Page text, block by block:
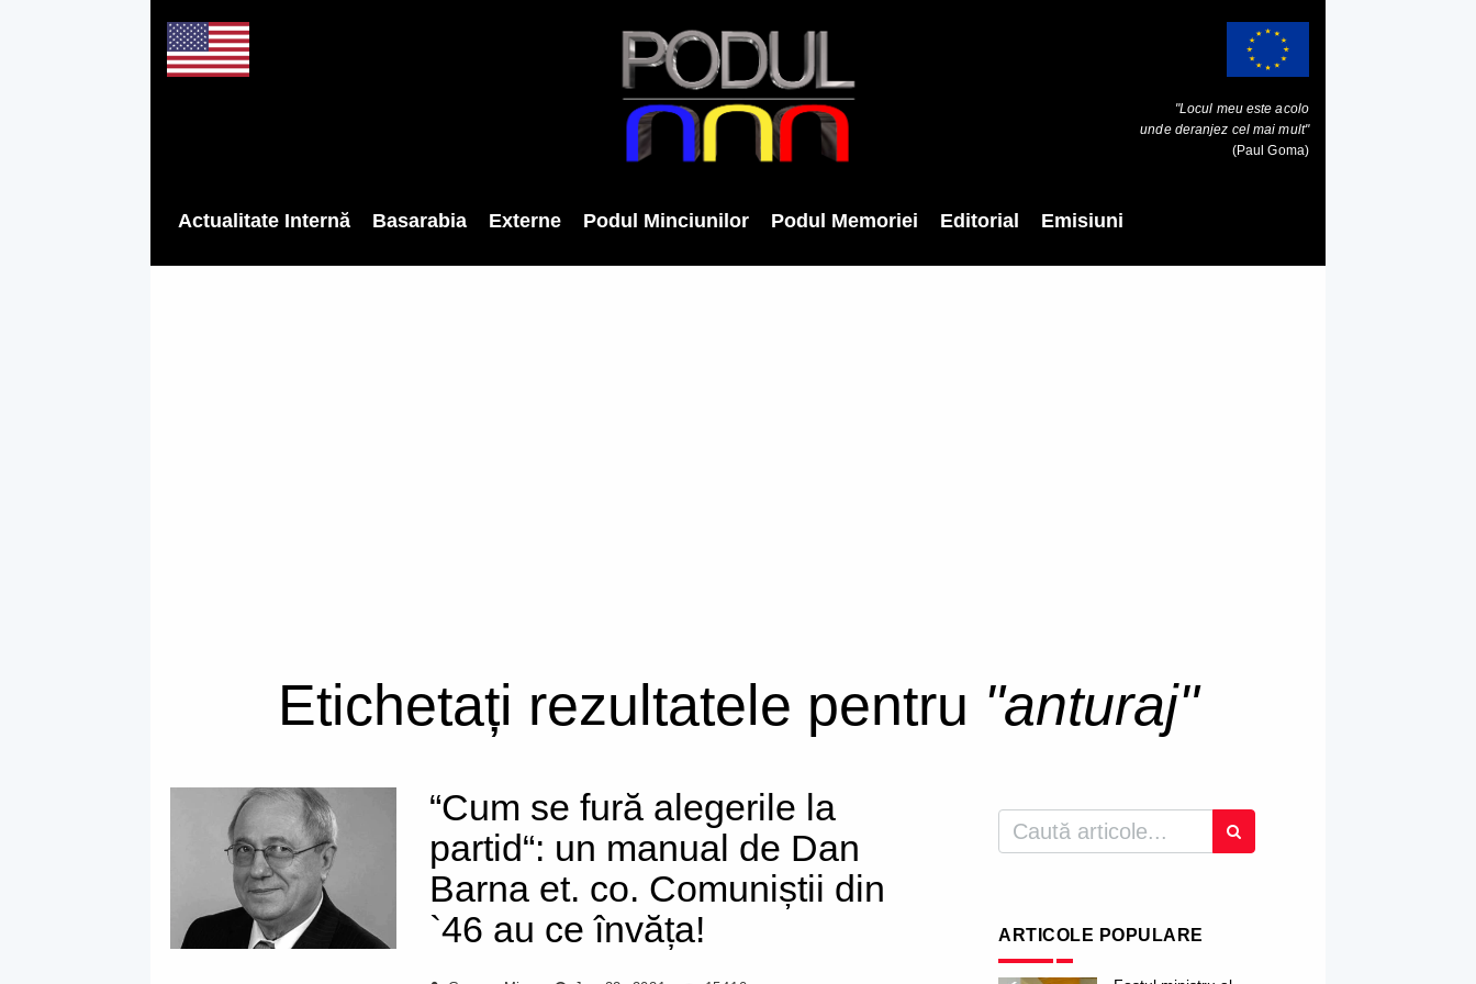
"Locul meu este acolo
unde deranjez cel mai mult"
(Paul Goma)
Actualitate Internă Basarabia Externe Podul Minciunilor Podul Memoriei Editorial Emisiuni
Etichetați rezultatele pentru "anturaj"
“Cum se fură alegerile la
partid“: un manual de Dan
Barna et. co. Comuniștii din
`46 au ce învăța!
ARTICOLE POPULARE